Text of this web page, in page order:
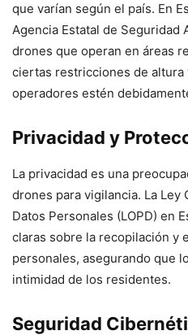
que varían según el país. En
Agencia Estatal de Seguridad
drones que operan en áreas
ciertas restricciones de altura
operadores estén
Privacidad y
La privacidad es una
drones para vigilancia. La Ley
Datos Personales (LOPD) en
claras sobre la recopilación y
personales, asegurando que
intimidad de los residentes.
Seguridad